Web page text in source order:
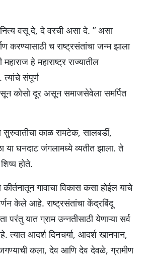
नित्य वसू दे, दे वरची असा दे. ” असा
करण्यासाठी च राष्ट्रसंतांचा जन्म झाला
हे महाराष्ट्र राज्यातील
संपूर्ण
कोसो दूर असून समाजसेवेला समर्पित
सुरुवातीचा काळ रामटेक, सालबर्डी,
या घनदाट जंगलामध्ये व्यतीत झाला. ते
होते.
गावाचा विकास कसा होईल याचे
केले आहे. राष्ट्रसंतांचा केंद्रबिंदू
परंतु यात ग्राम उन्नतीसाठी येणाऱ्या सर्व
त्यात आदर्श दिनचर्या, आदर्श खानपान,
कला, देव आणि देव देवळे, ग्रामीण